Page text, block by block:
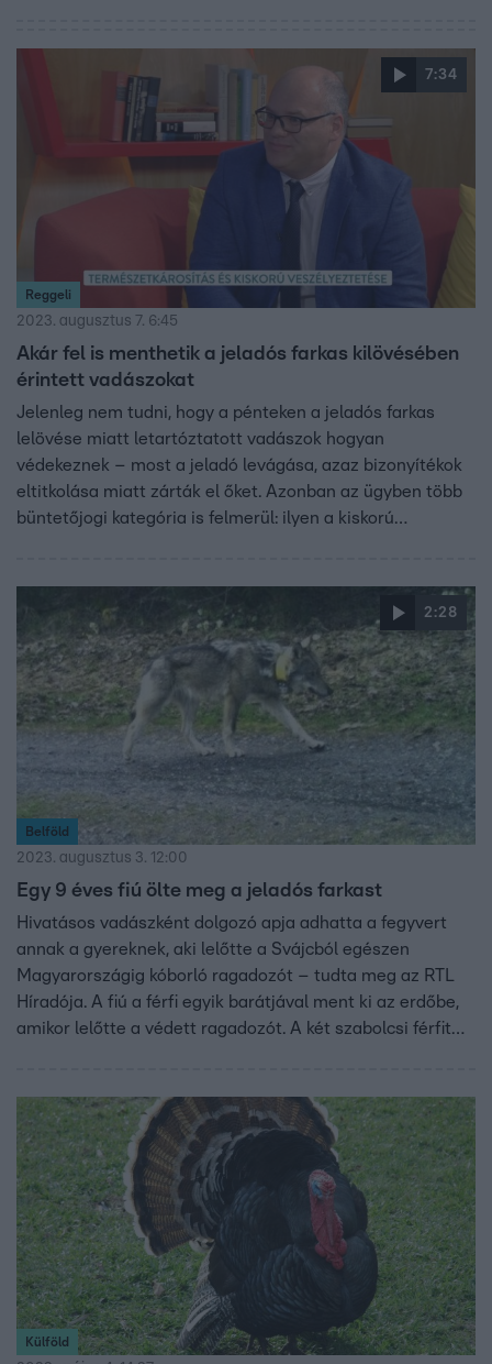
állatkínzásba keveredtek, később hajlamosak nemcsak
további állatkínzásokra, hanem ember elleni erőszakra is.
7:34
Reggeli
2023. augusztus 7. 6:45
Akár fel is menthetik a jeladós farkas kilövésében
érintett vadászokat
Jelenleg nem tudni, hogy a pénteken a jeladós farkas
lelövése miatt letartóztatott vadászok hogyan
védekeznek – most a jeladó levágása, azaz bizonyítékok
eltitkolása miatt zárták el őket. Azonban az ügyben több
büntetőjogi kategória is felmerül: ilyen a kiskorú
nyomozati részletek ismerete nélkül elítéljék a két férfit.
Hozzátette, a médiafigyelem alapvetően nem hat a
tárgylásra, de a bíró is és a nyomozók is emberek. Az
ítélet a korábbi gyakorlatok alapján egyébként a
felfüggesztett szabadságvesztéstől, akár a 6 évig terjedő
börtönbüntetésig sok minden lehet.
2:28
Belföld
2023. augusztus 3. 12:00
Egy 9 éves fiú ölte meg a jeladós farkast
Hivatásos vadászként dolgozó apja adhatta a fegyvert
annak a gyereknek, aki lelőtte a Svájcból egészen
Magyarországig kóborló ragadozót – tudta meg az RTL
Híradója. A fiú a férfi egyik barátjával ment ki az erdőbe,
amikor lelőtte a védett ragadozót. A két szabolcsi férfit
Külföld